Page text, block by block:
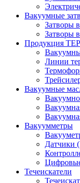
Вакуумные
Затворы
Затворы
Продукция
Линии
Вакуумные
Вакуумметры
Датчики
Течеискатели